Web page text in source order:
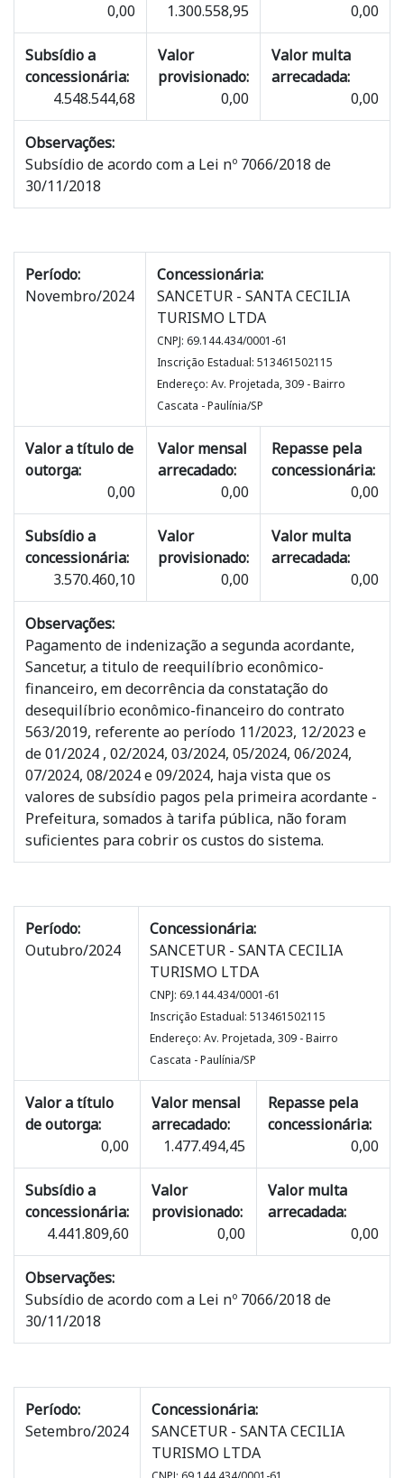
0,00
1.300.558,95
0,00
Subsídio a
concessionária:
4.548.544,68
Valor
provisionado:
0,00
Valor multa
arrecadada:
0,00
Observações:
Subsídio de acordo com a Lei nº 7066/2018 de
30/11/2018
Período:
Novembro/2024
Concessionária:
SANCETUR - SANTA CECILIA
TURISMO LTDA
CNPJ: 69.144.434/0001-61
Inscrição Estadual: 513461502115
Endereço: Av. Projetada, 309 - Bairro
Cascata - Paulínia/SP
Valor a título de
outorga:
0,00
Valor mensal
arrecadado:
0,00
Repasse pela
concessionária:
0,00
Subsídio a
concessionária:
3.570.460,10
Valor
provisionado:
0,00
Valor multa
arrecadada:
0,00
Observações:
Pagamento de indenização a segunda acordante,
Sancetur, a titulo de reequilíbrio econômico-
financeiro, em decorrência da constatação do
desequilíbrio econômico-financeiro do contrato
563/2019, referente ao período 11/2023, 12/2023 e
de 01/2024 , 02/2024, 03/2024, 05/2024, 06/2024,
07/2024, 08/2024 e 09/2024, haja vista que os
valores de subsídio pagos pela primeira acordante -
Prefeitura, somados à tarifa pública, não foram
suficientes para cobrir os custos do sistema.
Período:
Outubro/2024
Concessionária:
SANCETUR - SANTA CECILIA
TURISMO LTDA
CNPJ: 69.144.434/0001-61
Inscrição Estadual: 513461502115
Endereço: Av. Projetada, 309 - Bairro
Cascata - Paulínia/SP
Valor a título
de outorga:
0,00
Valor mensal
arrecadado:
1.477.494,45
Repasse pela
concessionária:
0,00
Subsídio a
concessionária:
4.441.809,60
Valor
provisionado:
0,00
Valor multa
arrecadada:
0,00
Observações:
Subsídio de acordo com a Lei nº 7066/2018 de
30/11/2018
Período:
Setembro/2024
Concessionária:
SANCETUR - SANTA CECILIA
TURISMO LTDA